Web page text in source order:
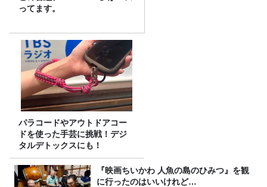
ってます。
パラコードやアウトドアコー
ドを使った手芸に挑戦！デジ
タルデトックスにも！
『映画ちいかわ 人魚の島のひみつ』を観
に行ったのはいいけれど…